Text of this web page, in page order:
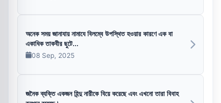
অনেক সময় জানাযায় নামাযে বিলম্বে উপস্থিত হওয়ার কারণে এক বা
একাধিক তাকবীর ছুটে...
08 Sep, 2025
জনৈক ব্যক্তি একজন হিন্দু নারীকে বিয়ে করেছে এবং এখনো তারা বিবাহ